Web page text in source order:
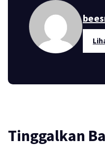
Tinggalkan